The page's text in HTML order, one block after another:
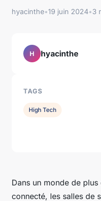
hyacinthe•19 juin 2024•3
Dans un monde de
connecté, les salles de
H hyacinthe
TAGS
High Tech